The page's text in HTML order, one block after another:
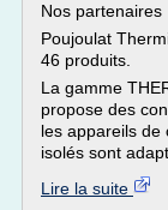
Nos partenaires
Poujoulat
46 produits.
La gamme
propose des
les appareils de
isolés sont
Lire la suite